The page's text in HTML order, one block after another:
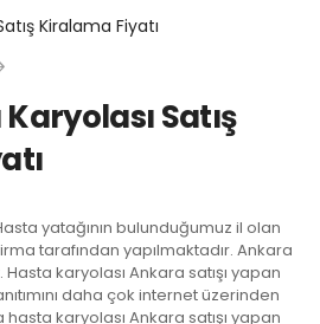
Kiralama Fiyatı
Satış
yatağının bulunduğumuz il olan
tarafından yapılmaktadır. Ankara
karyolası Ankara satışı yapan
daha çok internet üzerinden
karyolası Ankara satışı yapan